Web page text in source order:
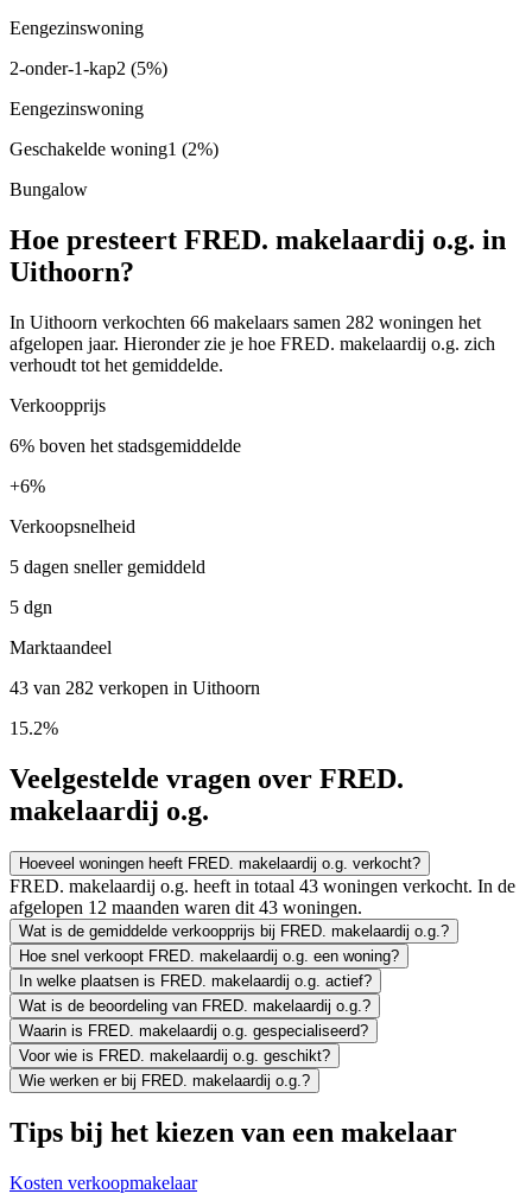
Eengezinswoning
2-onder-1-kap2 (5%)
Eengezinswoning
Geschakelde woning1 (2%)
Bungalow
Hoe presteert FRED. makelaardij o.g. in
Uithoorn?
In Uithoorn verkochten 66 makelaars samen 282 woningen het
afgelopen jaar. Hieronder zie je hoe FRED. makelaardij o.g. zich
verhoudt tot het gemiddelde.
Verkoopprijs
6% boven het stadsgemiddelde
+6%
Verkoopsnelheid
5 dagen sneller gemiddeld
5 dgn
Marktaandeel
43 van 282 verkopen in Uithoorn
15.2%
Veelgestelde vragen over FRED.
makelaardij o.g.
Hoeveel woningen heeft FRED. makelaardij o.g. verkocht?
FRED. makelaardij o.g. heeft in totaal 43 woningen verkocht. In de
afgelopen 12 maanden waren dit 43 woningen.
Wat is de gemiddelde verkoopprijs bij FRED. makelaardij o.g.?
Hoe snel verkoopt FRED. makelaardij o.g. een woning?
In welke plaatsen is FRED. makelaardij o.g. actief?
Wat is de beoordeling van FRED. makelaardij o.g.?
Waarin is FRED. makelaardij o.g. gespecialiseerd?
Voor wie is FRED. makelaardij o.g. geschikt?
Wie werken er bij FRED. makelaardij o.g.?
Tips bij het kiezen van een makelaar
Kosten verkoopmakelaar